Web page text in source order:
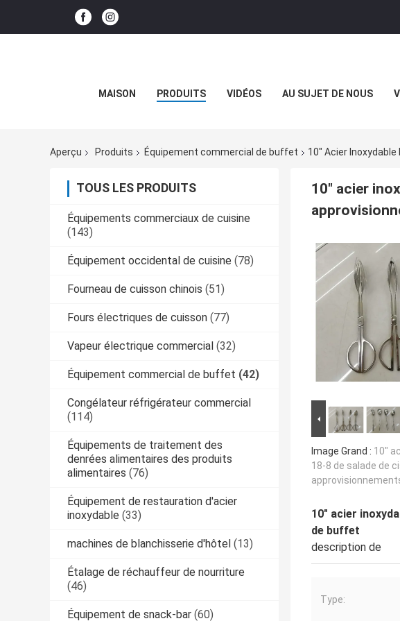
MAISON PRODUITS VIDÉOS AU SUJET DE NOUS
Aperçu Produits Équipement commercial de buffet 10" Acier
TOUS LES PRODUITS
Équipements commerciaux de cuisine
(143)
Équipement occidental de cuisine (78)
Fourneau de cuisson chinois (51)
Fours électriques de cuisson (77)
Vapeur électrique commercial (32)
Équipement commercial de buffet (42)
Congélateur réfrigérateur commercial
(114)
Équipements de traitement des
denrées alimentaires des produits
alimentaires (76)
Équipement de restauration d'acier
inoxydable (33)
machines de blanchisserie d'hôtel (13)
Étalage de réchauffeur de nourriture
(46)
Équipement de snack-bar (60)
10" acier
Image Grand : 10"
18-8 de salade de
10" acier
de buffet
description de
Type: